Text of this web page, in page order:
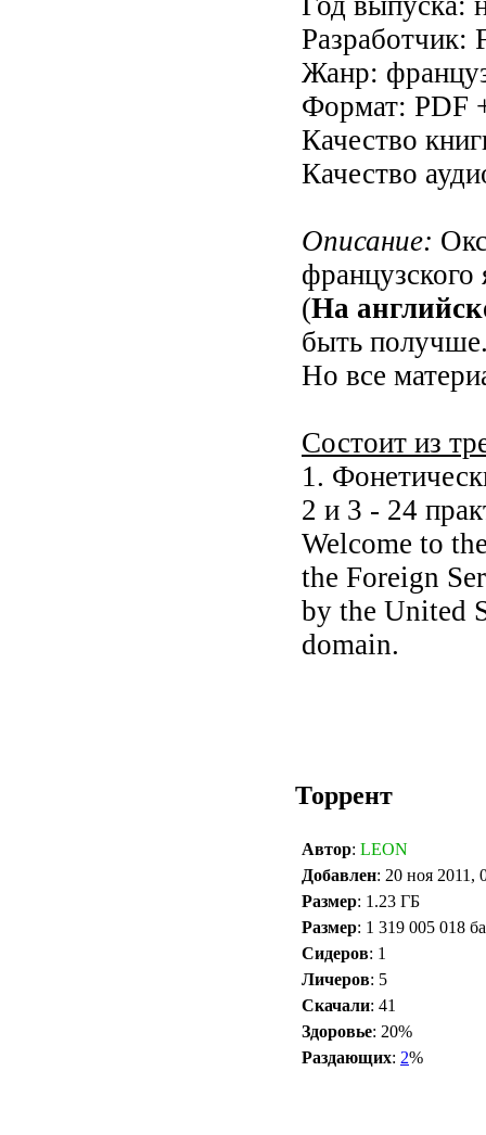
Разработчик:
Жанр:
Формат: PDF
Качество
Качество
Описание:
французского
(На
быть
Но все
Состоит из
1.
2 и 3 - 24
Welcome to
the Foreign
by the United
domain.
Торрент
Автор: LEON
Добавлен: 20 ноя 2011,
Размер: 1.23 ГБ
Размер: 1 319 005 018
Сидеров: 1
Личеров: 5
Скачали: 41
Здоровье: 20%
Раздающих: 2%